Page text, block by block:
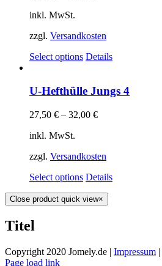
inkl. MwSt.
zzgl. Versandkosten
Select options Details
U-Hefthülle Jungs 4
27,50 € – 32,00 €
inkl. MwSt.
zzgl. Versandkosten
Select options Details
Close product quick view×
Titel
Copyright 2020 Jomely.de | Impressum |
Page load link